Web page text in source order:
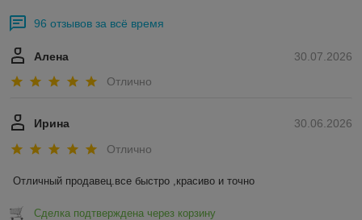
96 отзывов за всё время
30.07.2026
Алена
Отлично
30.06.2026
Ирина
Отлично
Отличный продавец.все быстро ,красиво и точно
Сделка подтверждена через корзину